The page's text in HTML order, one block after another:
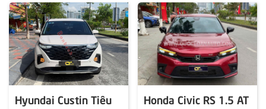
Hyundai Custin Tiêu
Honda Civic RS 1.5 AT